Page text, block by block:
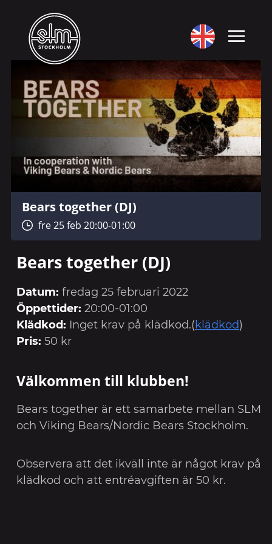
Bears together (DJ)
fre 25 feb 20:00-01:00
Bears together (DJ)
Datum: fredag 25 februari 2022
Öppettider: 20:00-01:00
Klädkod: Inget krav på klädkod.(klädkod)
Pris: 50 kr
Välkommen till klubben!
Bears together är ett samarbete mellan SLM
och Viking Bears/Nordic Bears Stockholm.
Observera att det ikväll inte är något krav på
klädkod och att entréavgiften är 50 kr.